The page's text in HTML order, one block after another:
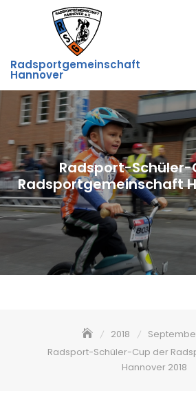
Radsportgemeinschaft
Hannover
Radsport-Schüler-
Radsportgemeinschaft
2018
Radsport-Schüler-Cup der
Hannover 2018